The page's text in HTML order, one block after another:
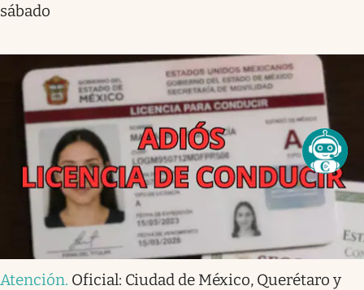
sábado
Atención. Oficial: Ciudad de México, Querétaro y